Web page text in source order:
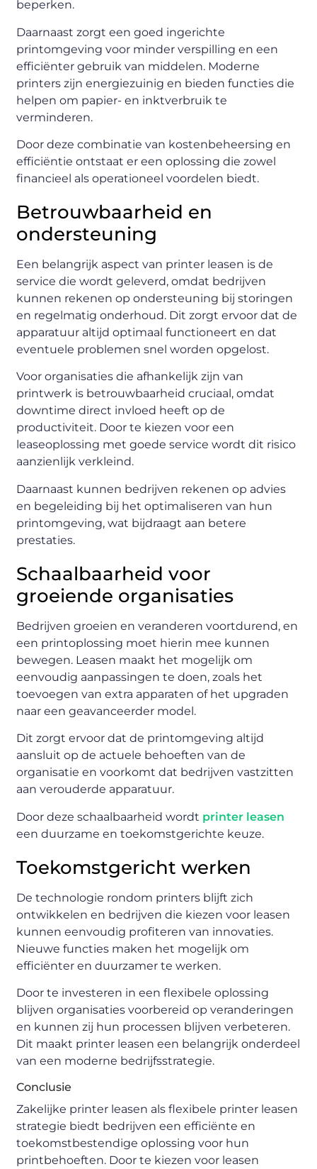
beperken.
Daarnaast zorgt een goed ingerichte
printomgeving voor minder verspilling en een
efficiënter gebruik van middelen. Moderne
printers zijn energiezuinig en bieden functies die
helpen om papier- en inktverbruik te
verminderen.
Door deze combinatie van kostenbeheersing en
efficiëntie ontstaat er een oplossing die zowel
financieel als operationeel voordelen biedt.
Betrouwbaarheid en
ondersteuning
Een belangrijk aspect van printer leasen is de
service die wordt geleverd, omdat bedrijven
kunnen rekenen op ondersteuning bij storingen
en regelmatig onderhoud. Dit zorgt ervoor dat de
apparatuur altijd optimaal functioneert en dat
eventuele problemen snel worden opgelost.
Voor organisaties die afhankelijk zijn van
printwerk is betrouwbaarheid cruciaal, omdat
downtime direct invloed heeft op de
productiviteit. Door te kiezen voor een
leaseoplossing met goede service wordt dit risico
aanzienlijk verkleind.
Daarnaast kunnen bedrijven rekenen op advies
en begeleiding bij het optimaliseren van hun
printomgeving, wat bijdraagt aan betere
prestaties.
Schaalbaarheid voor
groeiende organisaties
Bedrijven groeien en veranderen voortdurend, en
een printoplossing moet hierin mee kunnen
bewegen. Leasen maakt het mogelijk om
eenvoudig aanpassingen te doen, zoals het
toevoegen van extra apparaten of het upgraden
naar een geavanceerder model.
Dit zorgt ervoor dat de printomgeving altijd
aansluit op de actuele behoeften van de
organisatie en voorkomt dat bedrijven vastzitten
aan verouderde apparatuur.
Door deze schaalbaarheid wordt printer leasen
een duurzame en toekomstgerichte keuze.
Toekomstgericht werken
De technologie rondom printers blijft zich
ontwikkelen en bedrijven die kiezen voor leasen
kunnen eenvoudig profiteren van innovaties.
Nieuwe functies maken het mogelijk om
efficiënter en duurzamer te werken.
Door te investeren in een flexibele oplossing
blijven organisaties voorbereid op veranderingen
en kunnen zij hun processen blijven verbeteren.
Dit maakt printer leasen een belangrijk onderdeel
van een moderne bedrijfsstrategie.
Conclusie
Zakelijke printer leasen als flexibele printer leasen
strategie biedt bedrijven een efficiënte en
toekomstbestendige oplossing voor hun
printbehoeften. Door te kiezen voor leasen